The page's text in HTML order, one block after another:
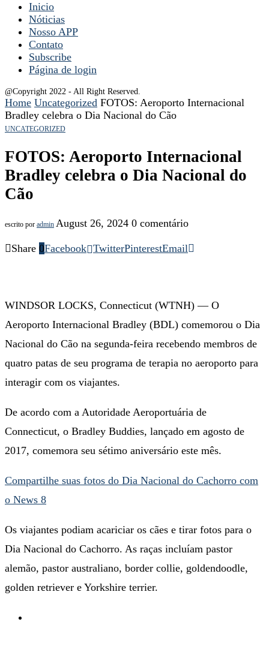
Inicio
Nóticias
Nosso APP
Contato
Subscribe
Página de login
@Copyright 2022 - All Right Reserved.
Home Uncategorized FOTOS: Aeroporto Internacional
Bradley celebra o Dia Nacional do Cão
UNCATEGORIZED
FOTOS: Aeroporto Internacional
Bradley celebra o Dia Nacional do
Cão
escrito por admin August 26, 2024 0 comentário
Share 0Facebook TwitterPinterestEmail
WINDSOR LOCKS, Connecticut (WTNH) — O
Aeroporto Internacional Bradley (BDL) comemorou o Dia
Nacional do Cão na segunda-feira recebendo membros de
quatro patas de seu programa de terapia no aeroporto para
interagir com os viajantes.
De acordo com a Autoridade Aeroportuária de
Connecticut, o Bradley Buddies, lançado em agosto de
2017, comemora seu sétimo aniversário este mês.
Compartilhe suas fotos do Dia Nacional do Cachorro com
o News 8
Os viajantes podiam acariciar os cães e tirar fotos para o
Dia Nacional do Cachorro. As raças incluíam pastor
alemão, pastor australiano, border collie, goldendoodle,
golden retriever e Yorkshire terrier.